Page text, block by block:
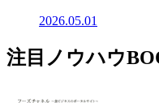
2026.05.01
注目ノウハウ